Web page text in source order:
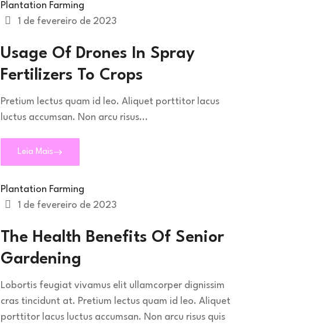
Plantation Farming
1 de fevereiro de 2023
Usage Of Drones In Spray
Fertilizers To Crops
Pretium lectus quam id leo. Aliquet porttitor lacus
luctus accumsan. Non arcu risus...
Leia Mais
Plantation Farming
1 de fevereiro de 2023
The Health Benefits Of Senior
Gardening
Lobortis feugiat vivamus elit ullamcorper dignissim
cras tincidunt at. Pretium lectus quam id leo. Aliquet
porttitor lacus luctus accumsan. Non arcu risus quis